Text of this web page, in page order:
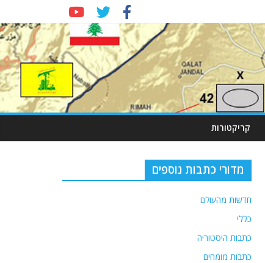
קריקטורות
מדורי כתבות נוספים
חדשות מהעולם
כללי
כתבות היסטוריה
כתבות מומחים